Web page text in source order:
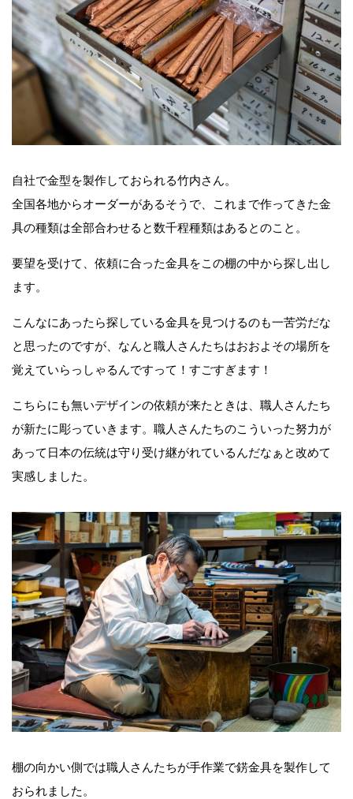
自社で金型を製作しておられる竹内さん。
全国各地からオーダーがあるそうで、これまで作ってきた金
具の種類は全部合わせると数千程種類はあるとのこと。
要望を受けて、依頼に合った金具をこの棚の中から探し出し
ます。
こんなにあったら探している金具を見つけるのも一苦労だな
と思ったのですが、なんと職人さんたちはおおよその場所を
覚えていらっしゃるんですって！すごすぎます！
こちらにも無いデザインの依頼が来たときは、職人さんたち
が新たに彫っていきます。職人さんたちのこういった努力が
あって日本の伝統は守り受け継がれているんだなぁと改めて
実感しました。
棚の向かい側では職人さんたちが手作業で錺金具を製作して
おられました。